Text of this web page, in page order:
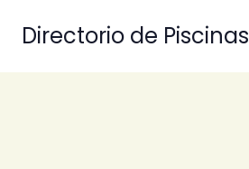
Directorio de Piscinas